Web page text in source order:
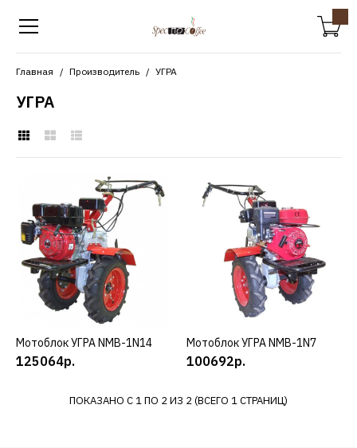
Главная Производитель УГРА
УГРА
Мотоблок УГРА NMB-1N14
125064р.
КУПИТЬ
ДОБАВИТЬ В ПОЖЕЛАНИЯ
Мотоблок УГРА NMB-1N7
КУПИТЬ
Мотоблок УГРА NMB-1N14
125064р.
КУПИТЬ
Мотоблок УГРА NMB-1N7
100692р.
ПОКАЗАНО С 1 ПО 2 ИЗ 2 (ВСЕГО 1 СТРАНИЦ)